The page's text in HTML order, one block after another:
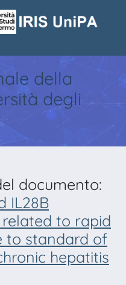
della
degli
documento:
IL28B
to rapid
to standard of
hepatitis